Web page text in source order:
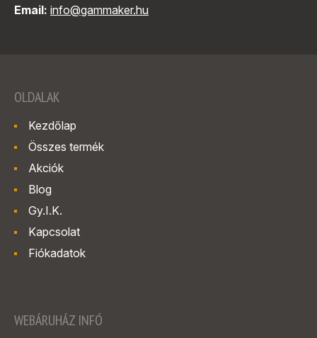
Email: info@gammaker.hu
OLDALAK
Kezdőlap
Összes termék
Akciók
Blog
Gy.I.K.
Kapcsolat
Fiókadatok
WEBÁRUHÁZ INFÓ